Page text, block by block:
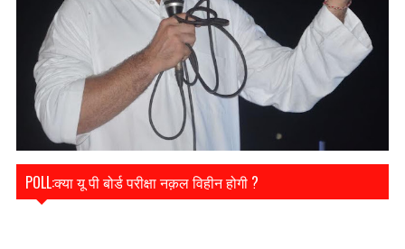
POLL:क्या यू पी बोर्ड परीक्षा नक़ल विहीन होगी ?